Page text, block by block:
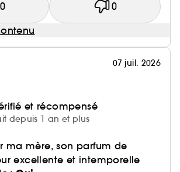
0 0
07 juil. 2026
et récompensé
depuis 1 an et plus
ma mère, son parfum de
excellente et intemporelle